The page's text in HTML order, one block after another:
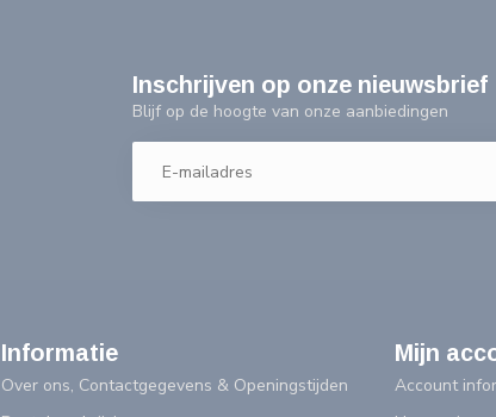
Inschrijven op onze nieuwsbrief
Blijf op de hoogte van onze aanbiedingen
Informatie
Over ons, Contactgegevens & Openingstijden
Mijn
Account